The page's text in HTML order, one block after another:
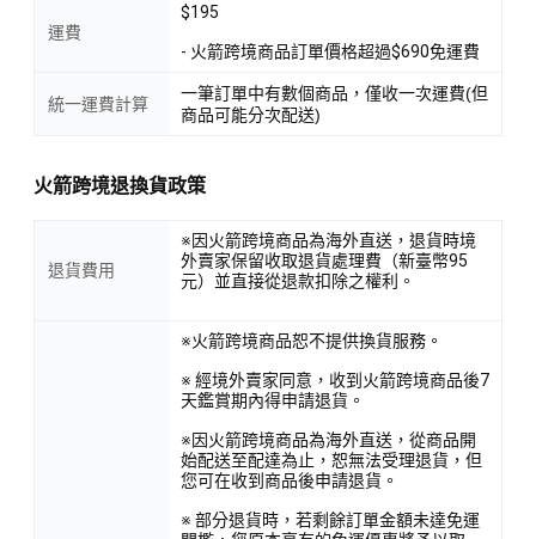
運費
$195
- 火箭跨境商品訂單價格超過$690免運費
統一運費計算
一筆訂單中有數個商品，僅收一次運費(但
商品可能分次配送)
火箭跨境退換貨政策
退貨費用
※因火箭跨境商品為海外直送，退貨時境
外賣家保留收取退貨處理費（新臺幣95
元）並直接從退款扣除之權利。
※火箭跨境商品恕不提供換貨服務。
※ 經境外賣家同意，收到火箭跨境商品後7
天鑑賞期內得申請退貨。
※因火箭跨境商品為海外直送，從商品開
始配送至配達為止，恕無法受理退貨，但
您可在收到商品後申請退貨。
※ 部分退貨時，若剩餘訂單金額未達免運